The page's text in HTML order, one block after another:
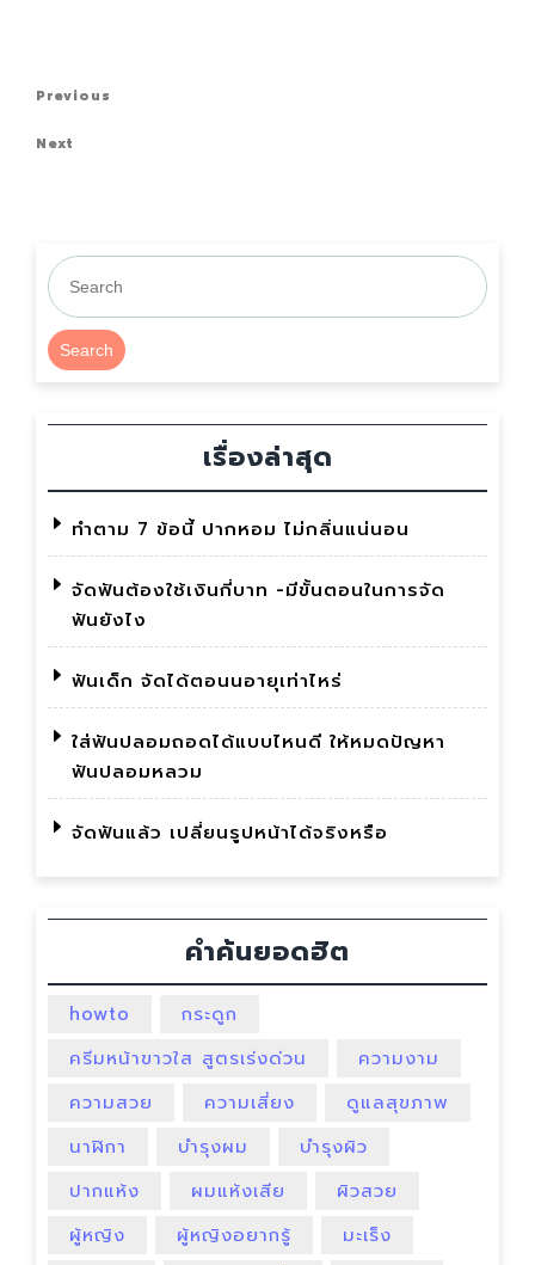
แนะแนว
เรื่อง
Previous
Previous
Next
Next
Search
เรื่องล่าสุด
ทำตาม 7 ข้อนี้ ปากหอม ไม่กลิ่นแน่นอน
จัดฟันต้องใช้เงินกี่บาท -มีขั้นตอนในการจัด
ฟันยังไง
ฟันเด็ก จัดได้ตอนนอายุเท่าไหร่
ใส่ฟันปลอมถอดได้แบบไหนดี ให้หมดปัญหา
ฟันปลอมหลวม
จัดฟันแล้ว เปลี่ยนรูปหน้าได้จริงหรือ
คำค้นยอดฮิต
howto
กระดูก
ครีมหน้าขาวใส สูตรเร่งด่วน
ความงาม
ความสวย
ความเสี่ยง
ดูแลสุขภาพ
นาฬิกา
บำรุงผม
บำรุงผิว
ปากแห้ง
ผมแห้งเสีย
ผิวสวย
ผู้หญิง
ผู้หญิงอยากรู้
มะเร็ง